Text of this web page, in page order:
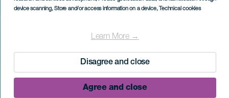
device scanning, Store and/or access information on a device, Technical cookies
Learn More →
Disagree and close
Agree and close